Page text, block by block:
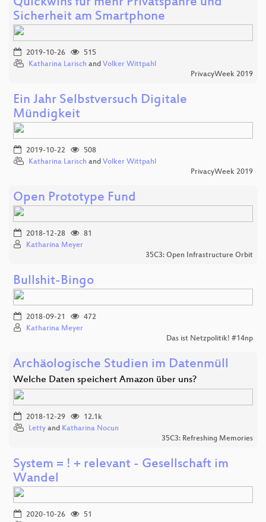
Sicherheit am Smartphone
2019-10-26
515
Katharina Larisch and Volker Wittpahl
PrivacyWeek 2019
Ein Jahr Selbstversuch Digitale
Mündigkeit
2019-10-22
508
Katharina Larisch and Volker Wittpahl
PrivacyWeek 2019
Open Prototype Fund
2018-12-28
81
Katharina Meyer
35C3: Open Infrastructure Orbit
Bullshit-Bingo
2018-09-21
472
Katharina Meyer
Das ist Netzpolitik! #14np
Archäologische Studien im Datenmüll
Welche Daten speichert Amazon über uns?
2018-12-29
12.1k
Letty and Katharina Nocun
35C3: Refreshing Memories
System = ! + relevant - Gesellschaft im
Wandel
2020-10-26 51